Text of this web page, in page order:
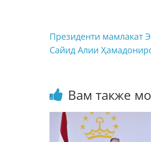
Президенти мамлакат
Сайид Алии
Вам также